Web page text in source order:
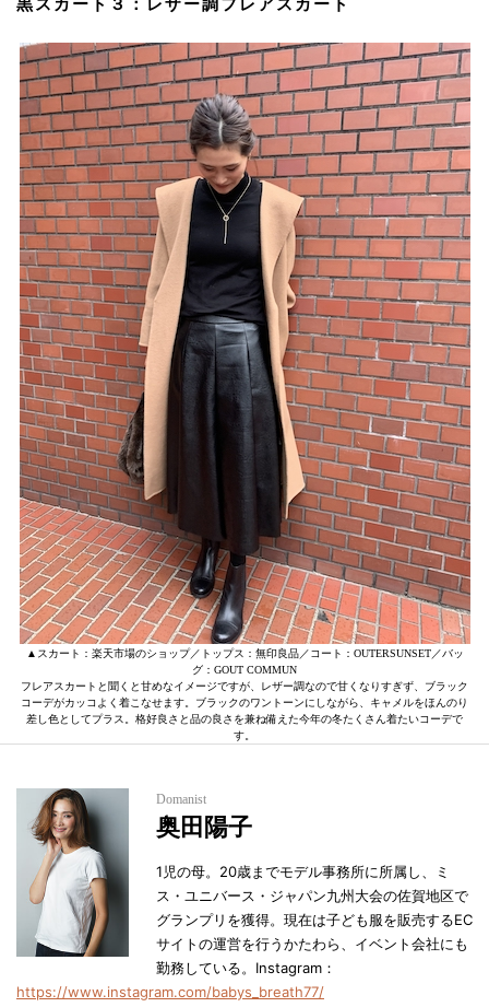
▲スカート：楽天市場のショップ／トップス：無印良品／コート：OUTERSUNSET／バッ
グ：GOUT COMMUN
フレアスカートと聞くと甘めなイメージですが、レザー調なので甘くなりすぎず、ブラック
コーデがカッコよく着こなせます。ブラックのワントーンにしながら、キャメルをほんのり
差し色としてプラス。格好良さと品の良さを兼ね備えた今年の冬たくさん着たいコーデで
す。
Domanist
奥田陽子
1児の母。20歳までモデル事務所に所属し、ミ
ス・ユニバース・ジャパン九州大会の佐賀地区で
グランプリを獲得。現在は子ども服を販売するEC
サイトの運営を行うかたわら、イベント会社にも
勤務している。Instagram：
https://www.instagram.com/babys_breath77/